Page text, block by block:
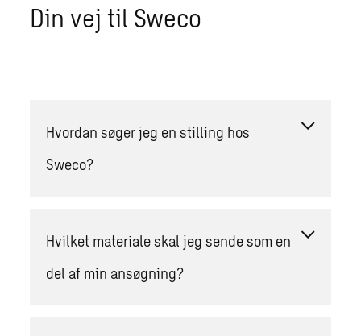
Din vej til Sweco
Hvordan søger jeg en stilling hos
Sweco?
Hvilket materiale skal jeg sende som en
del af min ansøgning?